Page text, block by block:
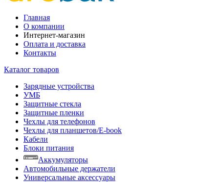
Главная
О компании
Интернет-магазин
Оплата и доставка
Контакты
Каталог товаров
Зарядные устройства
УМБ
Защитные стекла
Защитные пленки
Чехлы для телефонов
Чехлы для планшетов/E-book
Кабели
Блоки питания
Аккумуляторы
Автомобильные держатели
Универсальные аксессуары